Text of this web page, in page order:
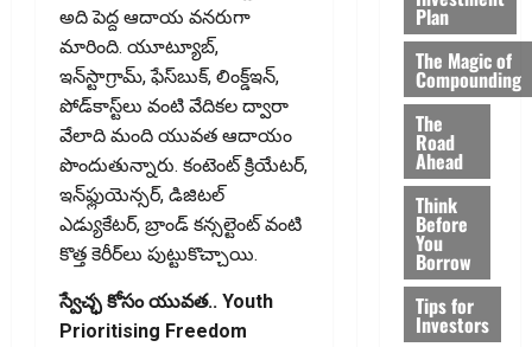
అది పెద్ద ఆదాయ వనరుగా
మారింది. యూట్యూబ్‌,
ఇన్‌స్టాగ్రామ్‌, ఫేస్‌బుక్‌, లింక్డ్‌ఇన్‌,
పోడ్‌కాస్ట్‌లు వంటి వేదికల ద్వారా
వేలాది మంది యువత ఆదాయం
పొందుతున్నారు. కంటెంట్‌ క్రియేటర్‌,
ఇన్‌ఫ్లుయెన్సర్‌, డిజిటల్‌
ఎడ్యుకేటర్‌, బ్రాండ్‌ కన్సల్టెంట్‌ వంటి
కొత్త కెరీర్‌లు పుట్టుకొచ్చాయి.
స్వేచ్ఛ కోసం యువత.. Youth
Prioritising Freedom
Plan
The Magic of
Compounding
The
Road
Ahead
Think
Before
You
Borrow
Tips for
Investors